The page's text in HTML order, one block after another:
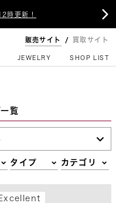
時更新！ 
販売サイト 買取サイト
JEWELRY SHOP LIST
一覧
タイプ カテゴリ